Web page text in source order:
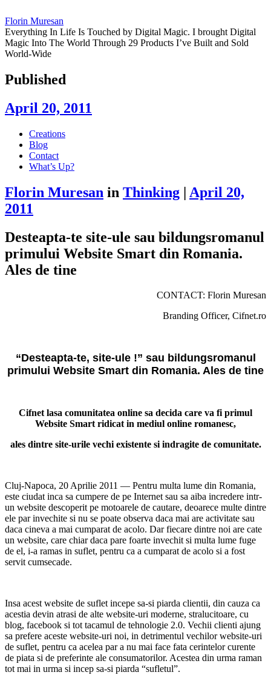
Florin Muresan
Everything In Life Is Touched by Digital Magic. I brought Digital
Magic Into The World Through 29 Products I’ve Built and Sold
World-Wide
Published
April 20, 2011
Skip
content
Creations
Blog
Contact
What’s Up?
Florin Muresan in Thinking | April 20,
2011
Desteapta-te site-ule sau bildungsromanul
primului Website Smart din Romania.
Ales de tine
CONTACT: Florin Muresan
Branding Officer, Cifnet.ro
“Desteapta-te, site-ule !” sau bildungsromanul
primului Website Smart din Romania. Ales de tine
Cifnet lasa comunitatea online sa decida care va fi primul
Website Smart ridicat in mediul online romanesc,
ales dintre site-urile vechi existente si indragite de comunitate.
Cluj-Napoca, 20 Aprilie 2011 — Pentru multa lume din Romania,
este ciudat inca sa cumpere de pe Internet sau sa aiba incredere intr-
un website descoperit pe motoarele de cautare, deoarece multe dintre
ele par invechite si nu se poate observa daca mai are activitate sau
daca cineva a mai cumparat de acolo. Dar fiecare dintre noi are cate
un website, care chiar daca pare foarte invechit si multa lume fuge
de el, i-a ramas in suflet, pentru ca a cumparat de acolo si a fost
servit cumsecade.
Insa acest website de suflet incepe sa-si piarda clientii, din cauza ca
acestia devin atrasi de alte website-uri moderne, stralucitoare, cu
blog, facebook si tot tacamul de tehnologie 2.0. Vechii clienti ajung
sa prefere aceste website-uri noi, in detrimentul vechilor website-uri
de suflet, pentru ca acelea par a nu mai face fata cerintelor curente
de piata si de preferinte ale consumatorilor. Acestea din urma raman
tot mai in urma si incep sa-si piarda “sufletul”.